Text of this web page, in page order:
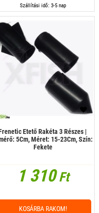
Szállítási idő: 3-5 nap
Etető Rakéta 3 Részes |
5Cm, Méret: 15-23Cm, Szín:
Fekete
1 310Ft
KOSÁRBA RAKOM!